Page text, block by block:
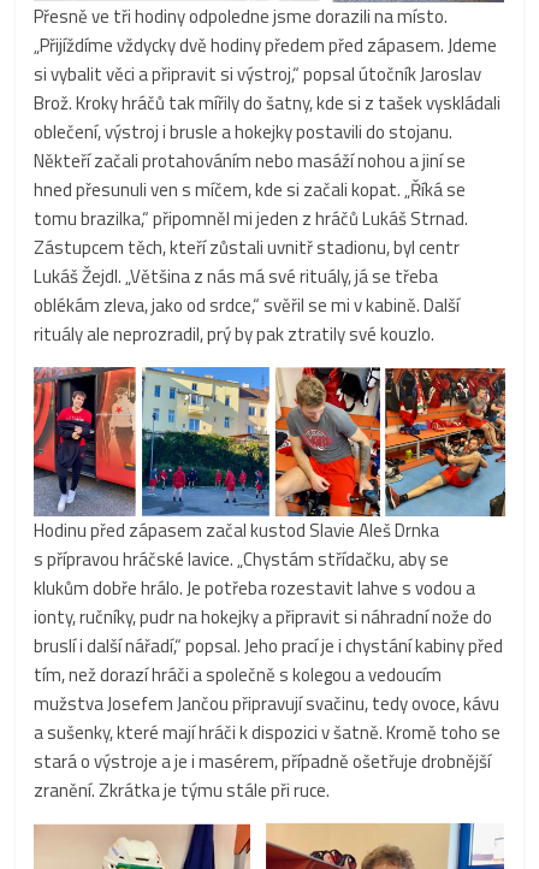
Přesně ve tři hodiny odpoledne jsme dorazili na místo.
„Přijíždíme vždycky dvě hodiny předem před zápasem. Jdeme
si vybalit věci a připravit si výstroj,“ popsal útočník Jaroslav
Brož. Kroky hráčů tak mířily do šatny, kde si z tašek vyskládali
oblečení, výstroj i brusle a hokejky postavili do stojanu.
Někteří začali protahováním nebo masáží nohou a jiní se
hned přesunuli ven s míčem, kde si začali kopat. „Říká se
tomu brazilka,“ připomněl mi jeden z hráčů Lukáš Strnad.
Zástupcem těch, kteří zůstali uvnitř stadionu, byl centr
Lukáš Žejdl. „Většina z nás má své rituály, já se třeba
oblékám zleva, jako od srdce,“ svěřil se mi v kabině. Další
rituály ale neprozradil, prý by pak ztratily své kouzlo.
Hodinu před zápasem začal kustod Slavie Aleš Drnka
s přípravou hráčské lavice. „Chystám střídačku, aby se
klukům dobře hrálo. Je potřeba rozestavit lahve s vodou a
ionty, ručníky, pudr na hokejky a připravit si náhradní nože do
bruslí i další nářadí,“ popsal. Jeho prací je i chystání kabiny před
tím, než dorazí hráči a společně s kolegou a vedoucím
mužstva Josefem Jančou připravují svačinu, tedy ovoce, kávu
a sušenky, které mají hráči k dispozici v šatně. Kromě toho se
stará o výstroje a je i masérem, případně ošetřuje drobnější
zranění. Zkrátka je týmu stále při ruce.